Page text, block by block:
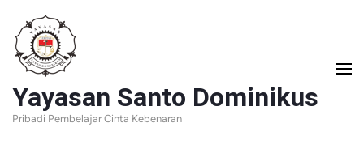
Lompat
ke
konten
(Tekan
Enter)
Yayasan Santo Dominikus
Pribadi Pembelajar Cinta Kebenaran